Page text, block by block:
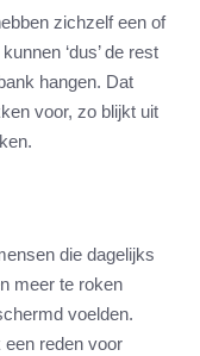
zichzelf een of
‘dus’ de rest
hangen. Dat
voor, zo blijkt uit
die dagelijks
meer te roken
voelden.
een reden voor